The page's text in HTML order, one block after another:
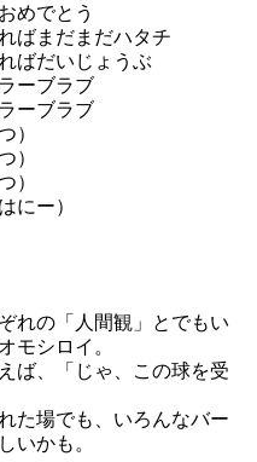
めでとう
ばまだまだハタチ
ばだいじょうぶ
ーブラブ
ーブラブ
）
）
）
ー）
れの「人間観」とでもい
モシロイ。
ば、「じゃ、この球を受
た場でも、いろんなバー
いかも。